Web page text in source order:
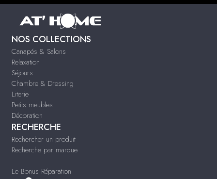
NOS COLLECTIONS
Canapés & Salons
Relaxation
Séjours
Chambre & Dressing
Literie
Petits meubles
Décoration
RECHERCHE
Rechercher un produit
Recherche par marque
Le Bonus Réparation